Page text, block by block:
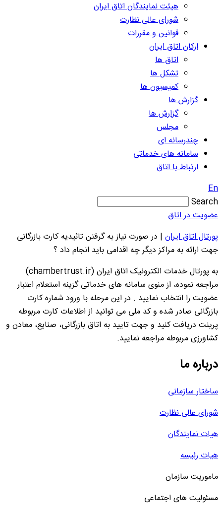
هیئت نمایندگان اتاق ایران
شورای عالی نظارت
قوانین و مقررات
ارکان اتاق ایران
اتاق ها
تشکل ها
کمیسیون ها
گزارش ها
گزارش ها
مجلس
چندرسانه ای
سامانه های خدماتی
ارتباط با اتاق
En
Search
عضویت در اتاق
پورتال اتاق ایران | در صورت نیاز به گرفتن تائیدیه کارت بازرگانی
جهت ارائه به مراکز دیگر چه اقدامی باید انجام داد ؟
به پورتال خدمات الکترونیک اتاق ایران (chambertrust.ir)
مراجعه نموده، از منوی سامانه های خدماتی گزینه استعلام اعتبار
عضویت را انتخاب نمایید . در این مرحله با ورود شماره کارت
بازرگانی صادر شده و کد ملی می توانید از اطلاعات کارت مربوطه
پرینت دریافت کنید و جهت تایید به اتاق بازرگانی، صنایع، معادن و
کشاورزی مربوطه مراجعه نمایید.
درباره ما
ساختار سازمانی
شورای عالی نظارت
هیات نمایندگان
هیات رئیسه
ماموریت سازمان
مسئولیت های اجتماعی